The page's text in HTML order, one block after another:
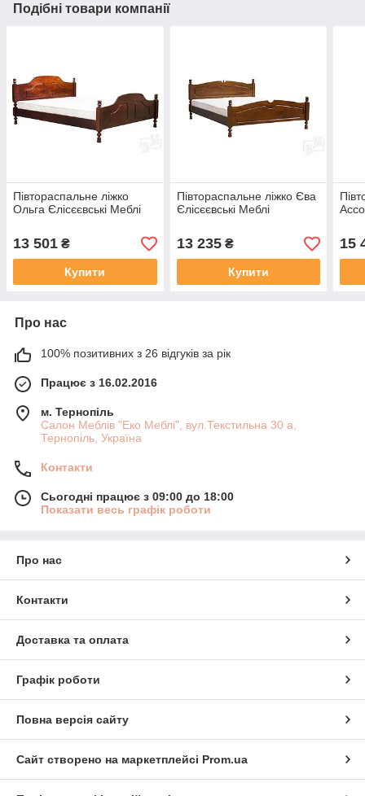
Подібні товари компанії
Півтораспальне ліжко
Ольга Єлісєєвські Меблі
13 501 ₴
Купити
Півтораспальне ліжко Єва
Єлісєєвські Меблі
13 235₴
Купити
15
Про нас
100% позитивних з 26 відгуків за рік
Працює з 16.02.2016
м. Тернопіль
Салон Меблів "Еко Меблі", вул.Текстильна 30 а,
Тернопіль, Україна
Контакти
Сьогодні працює з 09:00 до 18:00
Показати весь графік роботи
Про нас
Контакти
Доставка та оплата
Графік роботи
Повна версія сайту
Сайт створено на маркетплейсі Prom.ua